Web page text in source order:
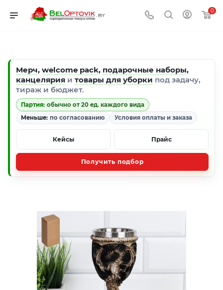
0
Мерч, welcome pack, подарочные наборы,
канцелярия и товары для уборки под задачу,
тираж и бюджет.
Партия: обычно от 20 ед. каждого вида
Меньше: по согласованию Условия оплаты и заказа
Кейсы Прайс
Получить подбор